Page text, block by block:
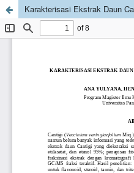
Karakterisasi Ekstrak Daun